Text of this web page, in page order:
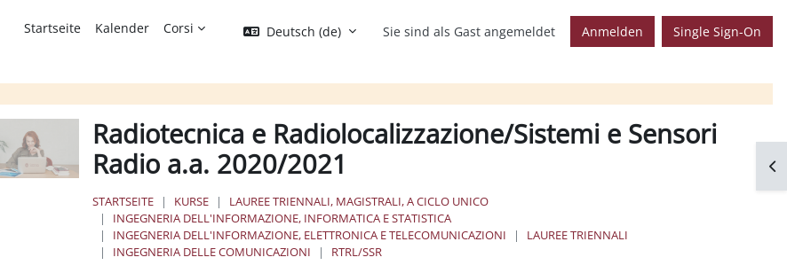
Startseite Kalender Corsi Deutsch ‎(de)‎ Sie sind als Gast angemeldet Anmelden Single Sign-On
Radiotecnica e Radiolocalizzazione/Sistemi e Sensori
Radio a.a. 2020/2021
STARTSEITE KURSE
LAUREE TRIENNALI, MAGISTRALI, A CICLO UNICO
INGEGNERIA DELL'INFORMAZIONE, INFORMATICA E STATISTICA
INGEGNERIA DELL'INFORMAZIONE, ELETTRONICA E TELECOMUNICAZIONI
LAUREE TRIENNALI
INGEGNERIA DELLE COMUNICAZIONI
RTRL/SSR